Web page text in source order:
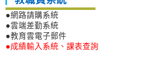
●網路請購系統
●雲端差勤系統
●教育雲電子郵件
●成績輸入系統、課表查詢